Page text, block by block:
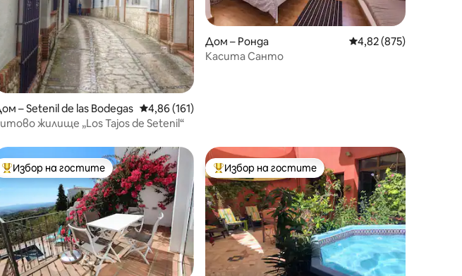
5 от 5, 107 отзива
– Setenil de las Bodegas Средна оценка: 4,86 от 5, 161 отзива
4,86 (161)
жилище „Los Tajos de Setenil“
Дом – Ронда Средна оценка: 4,82
4,82 (875)
Касита Санто
Най-популярен избор на гостите
Избор на гостите Най-популярен избор на гостите
Избор на гостите